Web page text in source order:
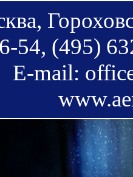
54, (495)
E-mail: